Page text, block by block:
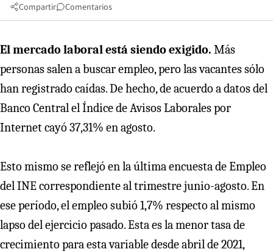
Compartir Comentarios
El mercado laboral está siendo exigido. Más
personas salen a buscar empleo, pero las vacantes sólo
han registrado caídas. De hecho, de acuerdo a datos del
Banco Central el Índice de Avisos Laborales por
Internet cayó 37,31% en agosto.
Esto mismo se reflejó en la última encuesta de Empleo
del INE correspondiente al trimestre junio-agosto. En
ese período, el empleo subió 1,7% respecto al mismo
lapso del ejercicio pasado. Esta es la menor tasa de
crecimiento para esta variable desde abril de 2021,